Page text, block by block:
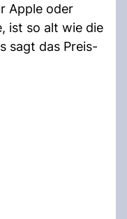
Apple oder
ist so alt wie die
sagt das Preis-